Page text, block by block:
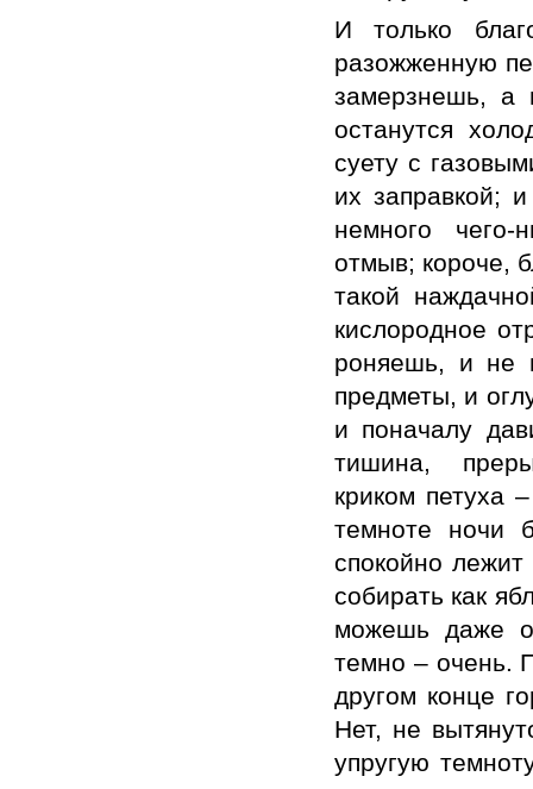
И только
разожженную
замерзнешь, а
останутся
суету с
их заправкой;
немного чего-
отмыв; короче,
такой
кислородное
роняешь, и не
предметы, и
и поначалу
тишина,
криком петуха
темноте ночи
спокойно
собирать как
можешь даже
темно – очень.
другом конце
Нет, не
упругую